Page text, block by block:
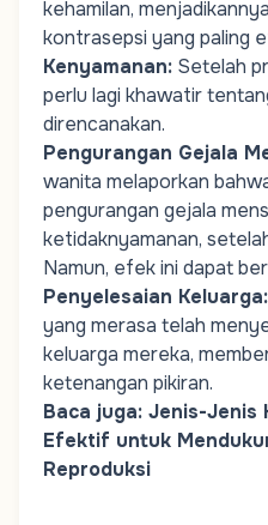
kehamilan,
kontrasepsi yang paling
Kenyamanan: Setelah
perlu lagi khawatir
direncanakan.
Pengurangan Gejala
wanita melaporkan
pengurangan gejala
ketidaknyamanan,
Namun, efek ini dapat
Penyelesaian Keluarga:
yang merasa telah
keluarga mereka,
ketenangan pikiran.
Baca juga: Jenis-Jenis
Efektif untuk
Reproduksi